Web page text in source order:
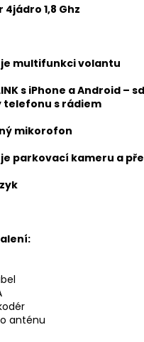
4jádro 1,8 Ghz
multifunkci volantu
LINK s iPhone a Android –
telefonu s rádiem
mikorofon
parkovací kameru a
anténu